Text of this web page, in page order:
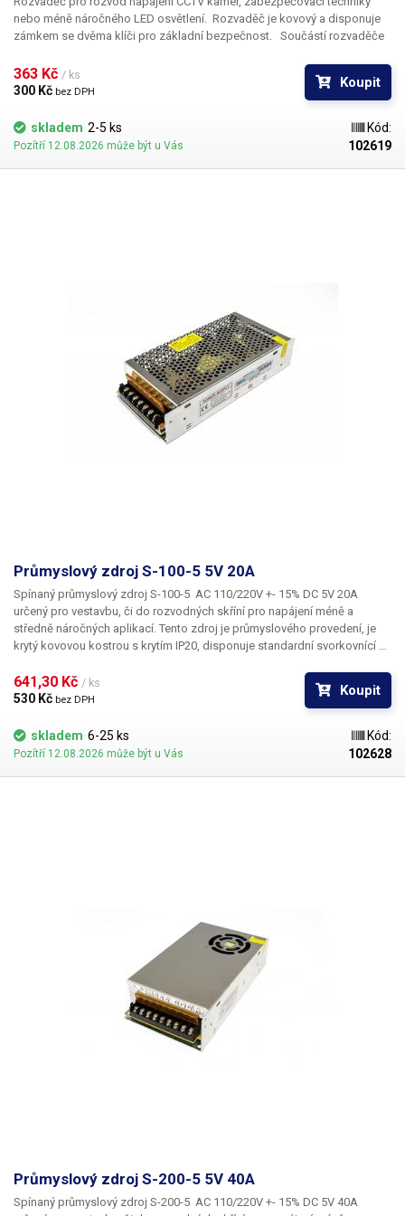
nebo méně náročného LED osvětlení. Rozvaděč je kovový a disponuje
zámkem se dvěma klíči pro základní bezpečnost. Součástí rozvaděče
363 Kč / ks
300 Kč bez DPH
Koupit
skladem 2-5 ks
Pozítří 12.08.2026 může být u Vás
Kód:
102619
Průmyslový zdroj S-100-5 5V 20A
Spínaný průmyslový zdroj S-100-5 AC 110/220V +- 15% DC 5V 20A
určený pro vestavbu, či do rozvodných skříní pro napájení méně a
středně náročných aplikací. Tento zdroj je průmyslového provedení, je
krytý kovovou kostrou s krytím IP20, disponuje standardní svorkovnící se
vodiče a dvou párů výstupních vodičů stejnosměrného napětí.
zdroj S-100-5 je tichý, pasivně chlazený.
napětí zdroje (4,75V - 5,5V). Vhodný například pro napájení atypických
zařízení na 5V např. IP kamery, intercomy, zabezpečovací sety a další.
641,30 Kč / ks
530 Kč bez DPH
Koupit
skladem 6-25 ks
Pozítří 12.08.2026 může být u Vás
Kód:
102628
Průmyslový zdroj S-200-5 5V 40A
Spínaný průmyslový zdroj S-200-5 AC 110/220V +- 15% DC 5V 40A